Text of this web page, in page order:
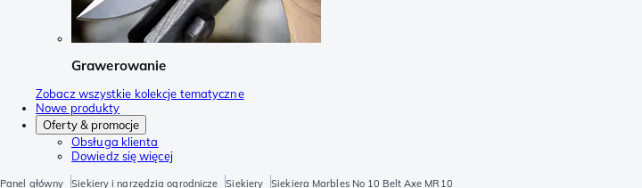
Grawerowanie
Zobacz wszystkie kolekcje tematyczne
Nowe produkty
Oferty & promocje
Obsługa klienta
Dowiedz się więcej
Panel główny Siekiery i narzędzia ogrodnicze Siekiery Siekiera Marbles No 10 Belt Axe MR10